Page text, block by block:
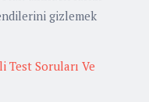
gizlemek
Test Soruları Ve